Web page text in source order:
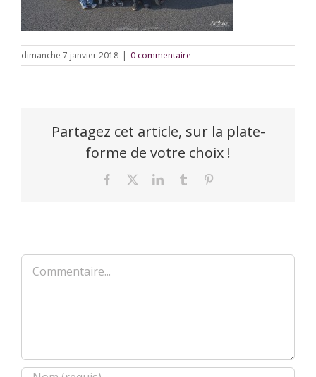
dimanche 7 janvier 2018 | 0 commentaire
Partagez cet article, sur la plate-
forme de votre choix !
Facebook LinkedInTumblr
Commentaire